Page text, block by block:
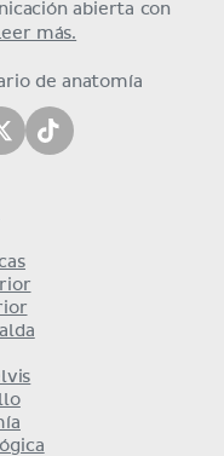
abierta con
más.
de anatomía